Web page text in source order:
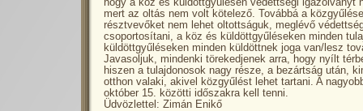
hogy a köz és küldöttgyűlésen védettségi igazolványt
mert az oltás nem volt kötelező. Továbbá a
résztvevőket nem lehet oltottságuk, meglévő
csoportosítani, a köz és küldöttgyűléseken minden
küldöttgyűléseken minden küldöttnek joga van/lesz
Javasoljuk, mindenki törekedjenek arra, hogy nyílt
hiszen a tulajdonosok nagy része, a bezártság után,
otthon valaki, akivel közgyűlést lehet tartani. A
október 15. közötti időszakra kell tenni.
Üdvözlettel: Zimán Enikő